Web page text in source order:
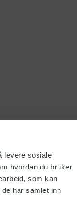
levere sosiale
hvordan du bruker
som kan
har samlet inn